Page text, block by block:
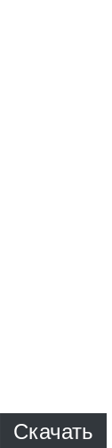
Скачать